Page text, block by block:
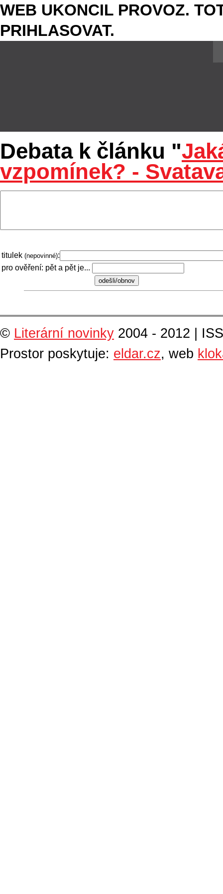
WEB UKONCIL PROVOZ.
PRIHLASOVAT.
Debata k článku "
vzpomínek? -
titulek (nepovinné):
pro ověření: pět a pět je...
© Literární novinky 2004 - 2012 |
Prostor poskytuje: eldar.cz, web